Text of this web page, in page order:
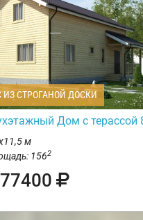
ИЗ СТРОГАНОЙ ДОСКИ
Дом с терассой
м
1562